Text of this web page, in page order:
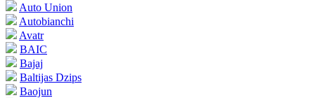
Auto Union
Autobianchi
Avatr
BAIC
Bajaj
Baltijas Dzips
Baojun